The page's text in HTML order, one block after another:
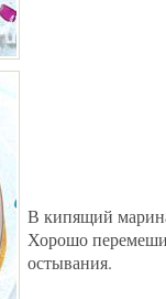
В кипящий
Хорошо
остывания.